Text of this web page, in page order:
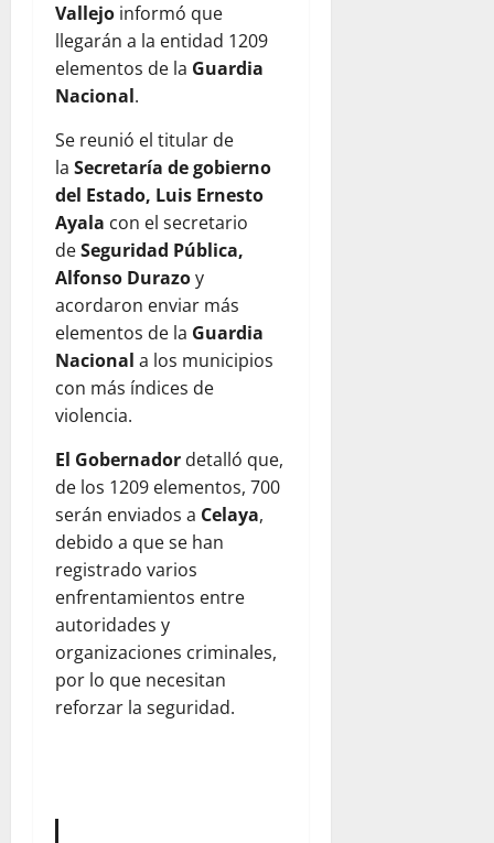
Vallejo informó que
llegarán a la entidad 1209
elementos de la Guardia
Nacional.
Se reunió el titular de
la Secretaría de gobierno
del Estado, Luis Ernesto
Ayala con el secretario
deSeguridad Pública,
Alfonso Durazoy
acordaron enviar más
elementos de la Guardia
Nacional a los municipios
con más índices de
violencia.
El Gobernador detalló que,
de los 1209 elementos, 700
serán enviados a Celaya,
debido a que se han
registrado varios
enfrentamientos entre
autoridades y
organizaciones criminales,
por lo que necesitan
reforzar la seguridad.